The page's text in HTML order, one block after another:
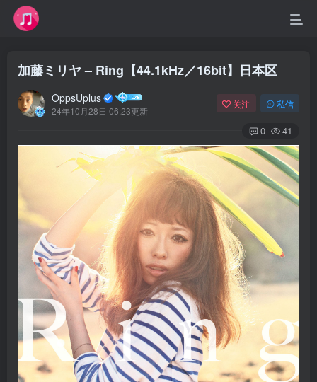
加藤ミリヤ – Ring【44.1kHz／16bit】日本区
OppsUplus
24年10月28日 06:23更新
关注 私信
0 41